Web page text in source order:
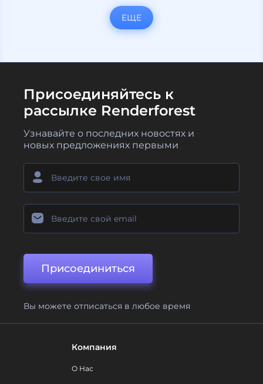
ЕЩЕ
Присоединяйтесь к
рассылке Renderforest
Узнавайте о последних новостях и
новых предложениях первыми
Присоединиться
Вы можете отписаться в любое время
Компания
О Нас